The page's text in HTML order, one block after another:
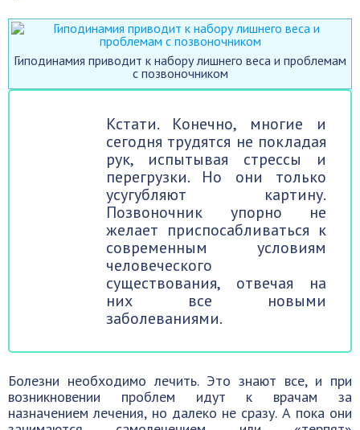
Гиподинамия приводит к набору лишнего веса и проблемам
с позвоночником
Кстати. Конечно, многие и
сегодня трудятся не покладая
рук, испытывая стрессы и
перегрузки. Но они только
усугубляют картину.
Позвоночник упорно не
желает приспосабливаться к
современным условиям
человеческого
существования, отвечая на
них все новыми
заболеваниями.
Болезни необходимо лечить. Это знают все, и при
возникновении проблем идут к врачам за
назначением лечения, но далеко не сразу. А пока они